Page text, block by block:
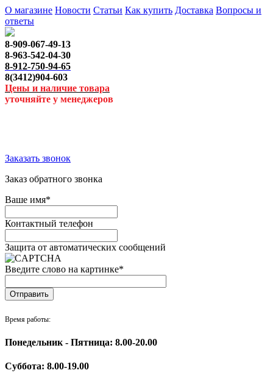
О магазине Новости Статьи Как купить Доставка Вопросы и
ответы
8-909-067-49-13
8-963-542-04-30
8-912-750-94-65
8(3412)904-603
Цены и наличие товара
уточняйте у менеджеров
Заказать звонок
Заказ обратного звонка
Ваше имя*
Контактный телефон
Защита от автоматических сообщений
Введите слово на картинке*
Время работы:
Понедельник - Пятница: 8.00-20.00
Суббота: 8.00-19.00